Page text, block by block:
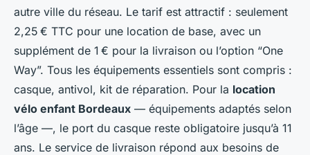
autre ville du réseau. Le tarif est attractif : seulement
2,25 € TTC pour une location de base, avec un
supplément de 1 € pour la livraison ou l’option “One
Way”. Tous les équipements essentiels sont compris :
casque, antivol, kit de réparation. Pour la location
vélo enfant Bordeaux — équipements adaptés selon
l’âge —, le port du casque reste obligatoire jusqu’à 11
ans. Le service de livraison répond aux besoins de